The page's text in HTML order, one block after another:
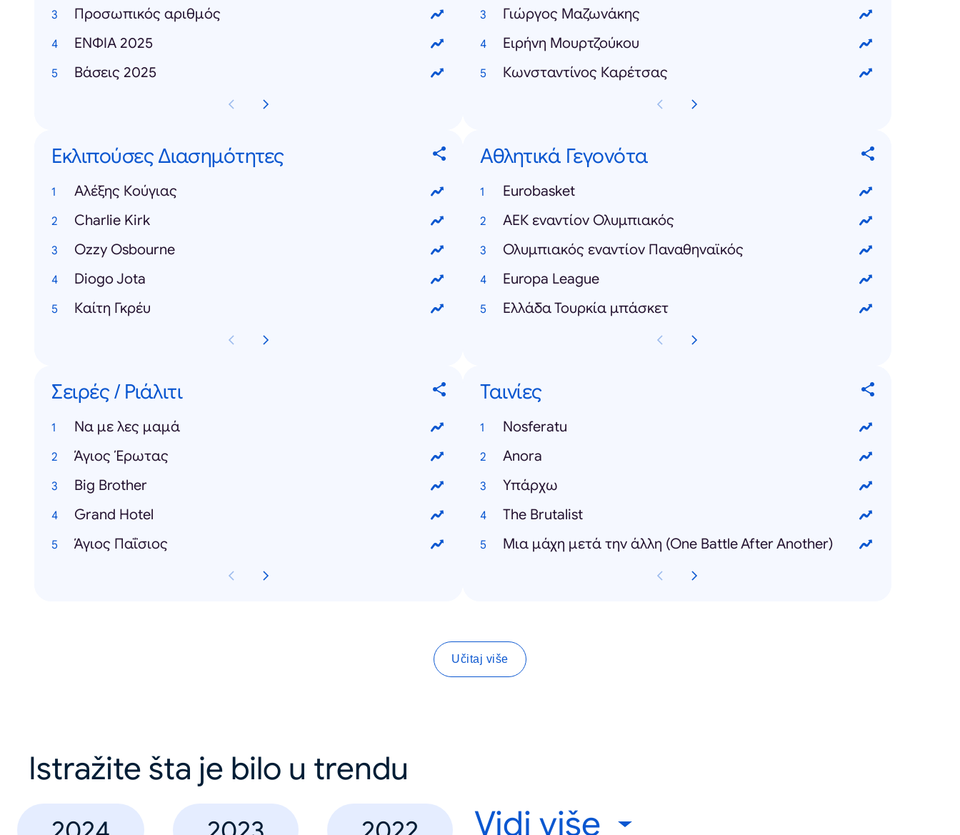
Προσωπικός αριθμός
ΕΝΦΙΑ 2025
Βάσεις 2025
Γιώργος Μαζωνάκης
Ειρήνη Μουρτζούκου
Κωνσταντίνος Καρέτσας
Εκλιπούσες Διασημότητες
Αλέξης Κούγιας
Charlie Kirk
Ozzy Osbourne
Diogo Jota
Καίτη Γκρέυ
Αθλητικά Γεγονότα
Eurobasket
ΑΕΚ εναντίον Ολυμπιακός
Ολυμπιακός εναντίον Παναθηναϊκός
Europa League
Ελλάδα Τουρκία μπάσκετ
Σειρές / Ριάλιτι
Να με λες μαμά
Άγιος Έρωτας
Big Brother
Grand Hotel
Άγιος Παΐσιος
Ταινίες
Nosferatu
Anora
Υπάρχω
The Brutalist
Μια μάχη μετά την άλλη (One Battle After Another)
Učitaj više
Istražite šta je bilo u trendu
Vidi više